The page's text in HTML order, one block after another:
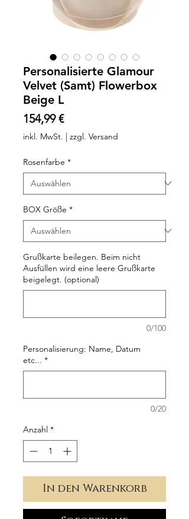
Personalisierte Glamour
Velvet (Samt) Flowerbox
Beige L
154,99 €Preis
inkl. MwSt. | zzgl. Versand
Rosenfarbe *
BOX Größe *
Grußkarte beilegen. Beim nicht
Ausfüllen wird eine leere Grußkarte
beigelegt. (optional)
0/100
Personalisierung: Name, Datum
etc... *
0/20
Anzahl *
In den Warenkorb